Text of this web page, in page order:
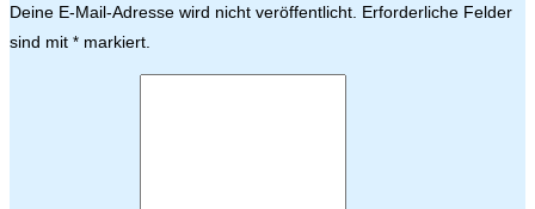
Deine E-Mail-Adresse wird nicht veröffentlicht. Erforderliche Felder
sind mit * markiert.